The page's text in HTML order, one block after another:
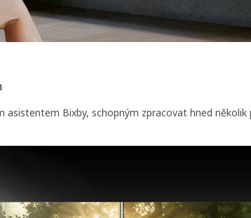
Bixby, schopným zpracovat hned